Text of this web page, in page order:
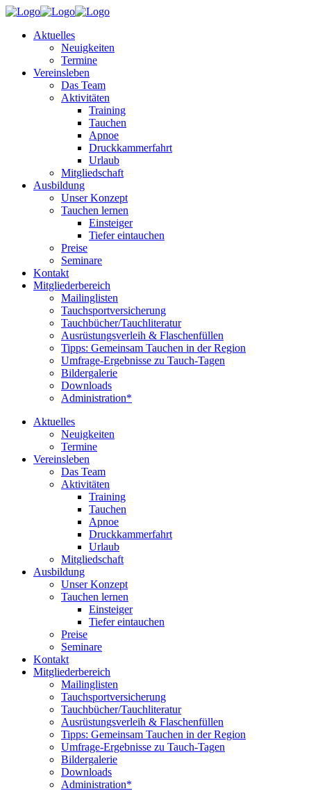
Aktuelles
Neuigkeiten
Termine
Vereinsleben
Das Team
Aktivitäten
Training
Tauchen
Apnoe
Druckkammerfahrt
Urlaub
Mitgliedschaft
Ausbildung
Unser Konzept
Tauchen lernen
Einsteiger
Tiefer eintauchen
Preise
Seminare
Kontakt
Mitgliederbereich
Mailinglisten
Tauchsportversicherung
Tauchbücher/Tauchliteratur
Ausrüstungsverleih & Flaschenfüllen
Tipps: Gemeinsam Tauchen in der Region
Umfrage-Ergebnisse zu Tauch-Tagen
Bildergalerie
Downloads
Administration*
Aktuelles
Neuigkeiten
Termine
Vereinsleben
Das Team
Aktivitäten
Training
Tauchen
Apnoe
Druckkammerfahrt
Urlaub
Mitgliedschaft
Ausbildung
Unser Konzept
Tauchen lernen
Einsteiger
Tiefer eintauchen
Preise
Seminare
Kontakt
Mitgliederbereich
Mailinglisten
Tauchsportversicherung
Tauchbücher/Tauchliteratur
Ausrüstungsverleih & Flaschenfüllen
Tipps: Gemeinsam Tauchen in der Region
Umfrage-Ergebnisse zu Tauch-Tagen
Bildergalerie
Downloads
Administration*